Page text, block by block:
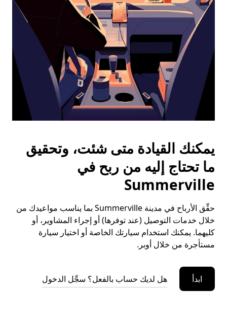
لإغلاق
التقويم.
يمكنك القيادة متى شئت، وتحقيق
ما تحتاج إليه من ربح في
Summerville
حقِّق الأرباح في مدينة Summerville بما يناسب مواعيدك من
خلال خدمات التوصيل (عند توفرها) أو إجراء المشاوير، أو
كليهما. يمكنك استخدام سيارتك الخاصة أو اختيار سيارة
مستأجرة من خلال أوبر.
ابدأ هل لديك حساب بالفعل؟ سجِّل الدخول